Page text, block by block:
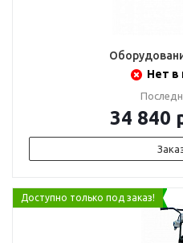
Нет в
34 840
Доступно только под заказ!